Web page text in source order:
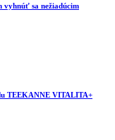
vyhnúť sa nežiadúcim
TEEKANNE VITALITA+